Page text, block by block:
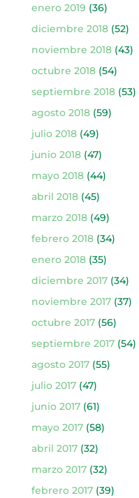
enero 2019 (36)
diciembre 2018(52)
noviembre 2018(43)
octubre 2018(54)
septiembre 2018(53)
agosto 2018(59)
julio 2018(49)
junio 2018(47)
mayo 2018(44)
abril 2018(45)
marzo 2018(49)
febrero 2018(34)
enero 2018(35)
diciembre 2017(34)
noviembre 2017(37)
octubre 2017(56)
septiembre 2017(54)
agosto 2017(55)
julio 2017(47)
junio 2017(61)
mayo 2017(58)
abril 2017(32)
marzo 2017(32)
febrero 2017(39)